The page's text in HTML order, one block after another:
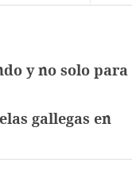
y no solo para
gallegas en